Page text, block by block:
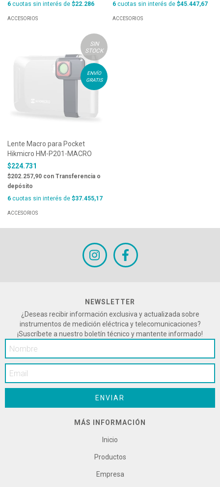
6 cuotas sin interés de $22.286
ACCESORIOS
6 cuotas sin interés de $45.447,67
ACCESORIOS
SIN
STOCK
ENVÍO
GRATIS
Lente Macro para Pocket
Hikmicro HM-P201-MACRO
$224.731
$202.257,90 con Transferencia o
depósito
6 cuotas sin interés de $37.455,17
ACCESORIOS
NEWSLETTER
¿Deseas recibir información exclusiva y actualizada sobre
instrumentos de medición eléctrica y telecomunicaciones?
¡Suscríbete a nuestro boletín técnico y mantente informado!
MÁS INFORMACIÓN
Inicio
Productos
Empresa